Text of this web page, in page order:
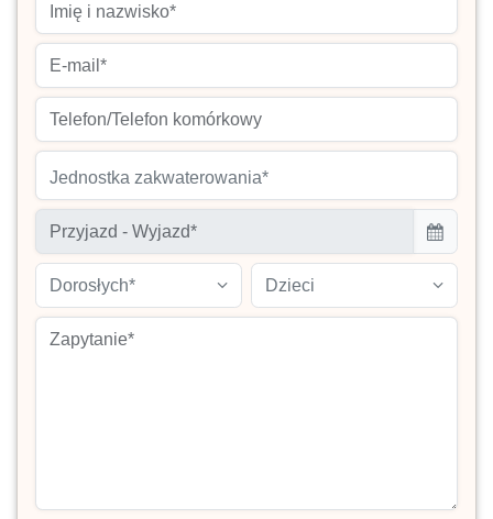
Jednostka zakwaterowania*
Dorosłych* Dzieci